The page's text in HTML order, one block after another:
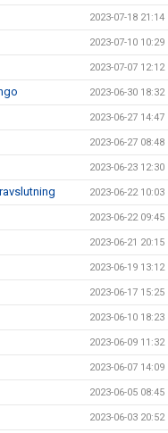
2023-07-18 21:14
2023-07-10 10:29
2023-07-07 12:12
2023-06-30 18:32
2023-06-27 14:47
2023-06-27 08:48
2023-06-23 12:30
2023-06-22 10:03
2023-06-22 09:45
2023-06-21 20:15
2023-06-19 13:12
2023-06-17 15:25
2023-06-10 18:23
2023-06-09 11:32
2023-06-07 14:09
2023-06-05 08:45
2023-06-03 20:52